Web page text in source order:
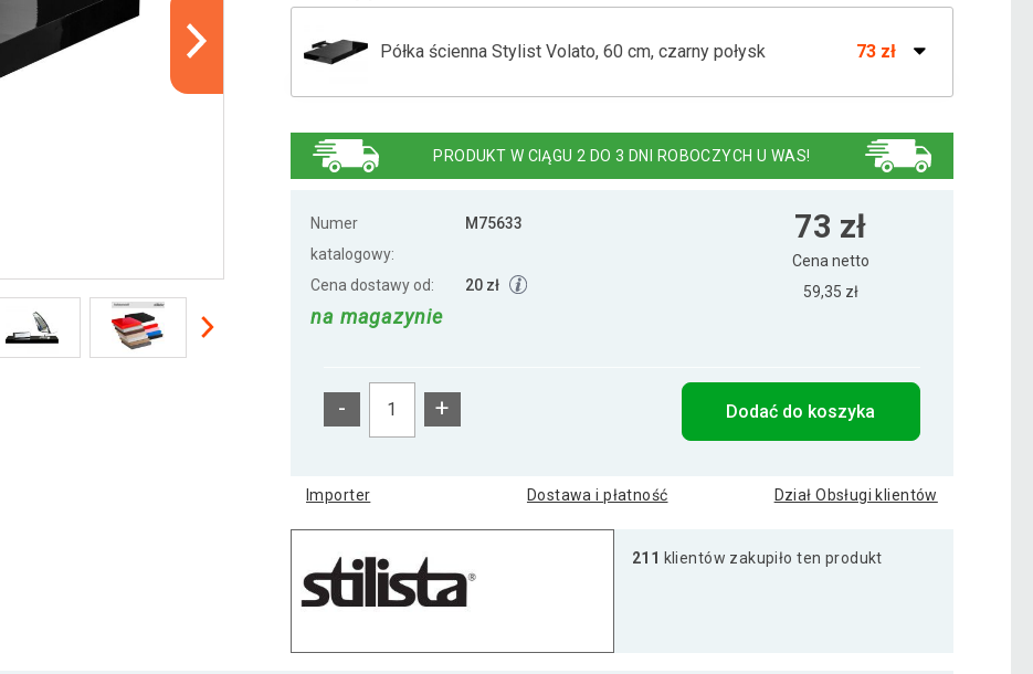
Półka ścienna Stylist Volato, 60 cm, czarny połysk 73 zł
Półka ścienna STILISTA Volato czarna z połyskiem, 110 cm
Półka ścienna STILISTA Volato czarna z połyskiem, 50 cm
Półka ścienna STILISTA Volato czarna z połyskiem, 70 cm 89 zł
Półka ścienna Stylist Volato, 100 cm, czarny połysk
Półka ścienna Stylist Volato, 30 cm, czarny połysk
PRODUKT W CIĄGU 2 DO 3 DNI ROBOCZYCH U WAS!
Numer
katalogowy:
M75633
Cena dostawy od: 20 zł
na magazynie
73 zł
Cena netto
59,35 zł
- + Dodać do koszyka
Importer Dostawa i płatność Dział Obsługi klientów
211 klientów zakupiło ten produkt